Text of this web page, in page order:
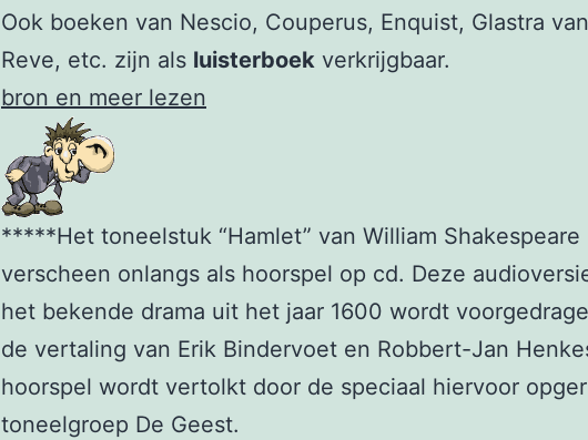
Ook boeken van Nescio, Couperus, Enquist, Glastra
Reve, etc. zijn als luisterboek verkrijgbaar.
bron en meer lezen
*****Het toneelstuk “Hamlet” van William Shakespeare
verscheen onlangs als hoorspel op cd. Deze
het bekende drama uit het jaar 1600 wordt
de vertaling van Erik Bindervoet en Robbert-Jan
hoorspel wordt vertolkt door de speciaal hiervoor
toneelgroep De Geest.